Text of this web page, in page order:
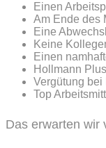
Einen
Am Ende des
Eine
Keine
Einen
Hollmann
Vergütung bei
Top
Das erwarten wir